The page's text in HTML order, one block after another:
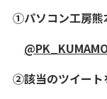
①パソコン工房
②該当のツイート